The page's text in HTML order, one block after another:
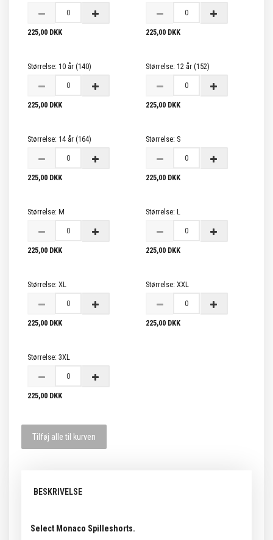
225,00 DKK 225,00 DKK
Størrelse: 10 år (140)
225,00 DKK
Størrelse: 12 år (152)
225,00 DKK
Størrelse: 14 år (164)
225,00 DKK
Størrelse: S
225,00 DKK
Størrelse: M
225,00 DKK
Størrelse: L
225,00 DKK
Størrelse: XL
225,00 DKK
Størrelse: XXL
225,00 DKK
Størrelse: 3XL
225,00 DKK
Tilføj alle til kurven
BESKRIVELSE
Select Monaco Spilleshorts.